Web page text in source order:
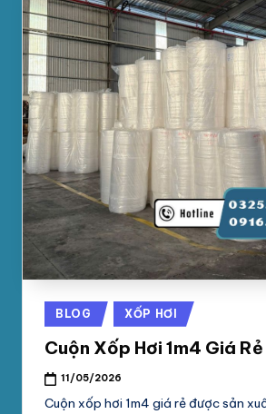
Posted
in
BLOG XỐP HƠI
Cuộn Xốp Hơi 1m4 Giá
11/05/2026
Cuộn xốp hơi 1m4 giá rẻ được sản